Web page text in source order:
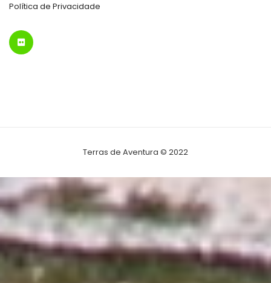
Política de Privacidade
Terras de Aventura © 2022